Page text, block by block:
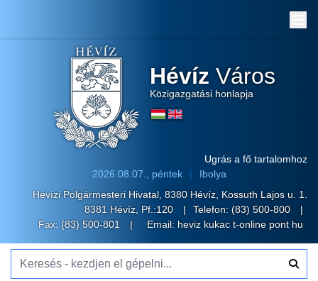
Hévíz Város
Közigazgatási honlapja
Ugrás a fő tartalomhoz
2026.08.07., péntek
Ibolya
Hévízi Polgármesteri Hivatal, 8380 Hévíz, Kossuth Lajos u. 1.
8381 Hévíz, Pf.:120
Telefon: (83) 500-800
Fax: (83) 500-801
Email: heviz kukac t-online pont hu